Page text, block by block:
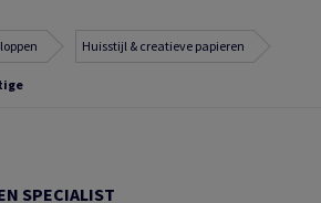
Huisstijl & creatieve papieren
SPECIALIST